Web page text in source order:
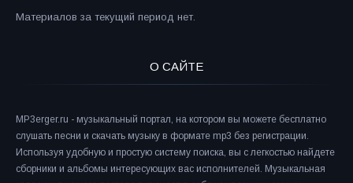
Материалов за текущий период нет.
О САЙТЕ
MP3erger.ru - музыкальный портал, на котором вы можете бесплатно
слушать песни и скачать музыку в формате mp3 без регистрации.
Используя удобную и простую систему поиска, вы с легкостью найдете
сборники и альбомы интересующих вас исполнителей. Музыкальная